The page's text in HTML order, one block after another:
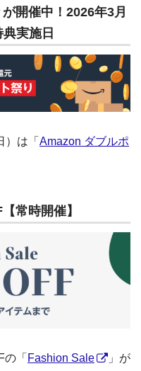
開催中！2026年3月
実施日
は「 Amazon ダブルポ
常時開催】
「 Fashion Sale
」が